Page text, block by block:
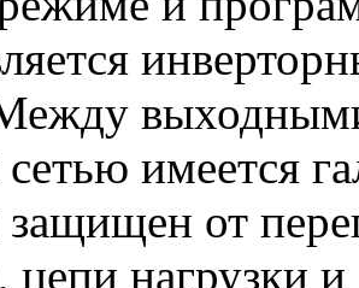
имеется
от
цепи нагрузки